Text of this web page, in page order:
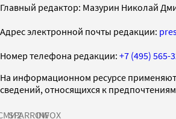
Главный редактор: Мазурин Николай
Адрес электронной почты редакции:
Номер телефона редакции: +7 (495) 565-
На информационном ресурсе
сведений, относящихся к
SPARROWINFOX